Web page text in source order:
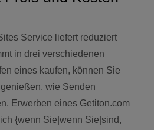
Service liefert reduziert
in drei verschiedenen
eines kaufen, können Sie
wie Senden
Erwerben eines Getiton.com
{wenn Sie|wenn Sie|sind,